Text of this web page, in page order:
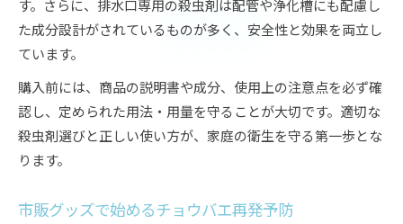
す。さらに、排水口専用の殺虫剤は配管や浄化槽にも配慮し
た成分設計がされているものが多く、安全性と効果を両立し
ています。
購入前には、商品の説明書や成分、使用上の注意点を必ず確
認し、定められた用法・用量を守ることが大切です。適切な
殺虫剤選びと正しい使い方が、家庭の衛生を守る第一歩とな
ります。
市販グッズで始めるチョウバエ再発予防